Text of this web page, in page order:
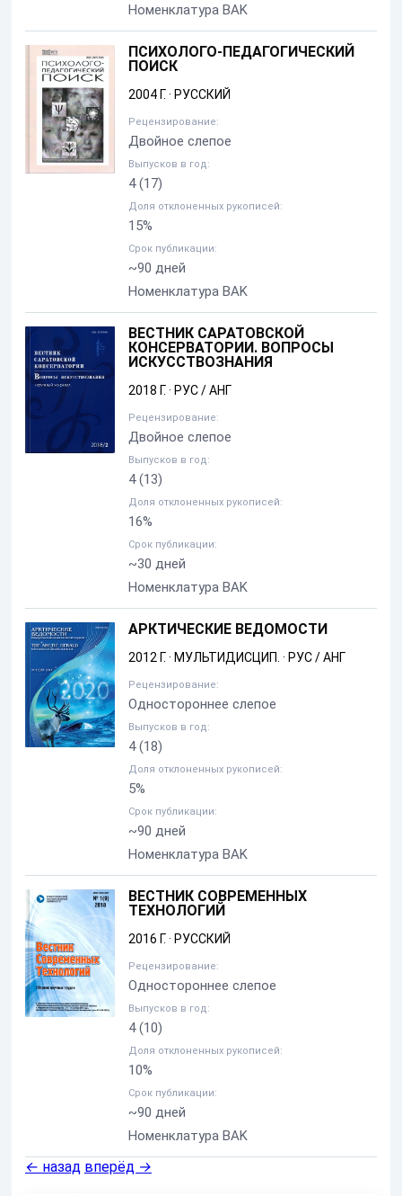
Номенклатура BAK
ПСИХОЛОГО-ПЕДАГОГИЧЕСКИЙ
ПОИСК
2004 Г.· РУССКИЙ
Рецензирование:
Двойное слепое
Выпусков в год:
4(17)
Доля отклоненных рукописей:
15%
Срок публикации:
~90 дней
Номенклатура BAK
ВЕСТНИК САРАТОВСКОЙ
КОНСЕРВАТОРИИ. ВОПРОСЫ
ИСКУССТВОЗНАНИЯ
2018 Г.· РУС / АНГ
Рецензирование:
Двойное слепое
Выпусков в год:
4(13)
Доля отклоненных рукописей:
16%
Срок публикации:
~30 дней
Номенклатура BAK
АРКТИЧЕСКИЕ ВЕДОМОСТИ
2012 Г.· МУЛЬТИДИСЦИП. · РУС / АНГ
Рецензирование:
Одностороннее слепое
Выпусков в год:
4(18)
Доля отклоненных рукописей:
5%
Срок публикации:
~90 дней
Номенклатура BAK
ВЕСТНИК СОВРЕМЕННЫХ
ТЕХНОЛОГИЙ
2016 Г.· РУССКИЙ
Рецензирование:
Одностороннее слепое
Выпусков в год:
4(10)
Доля отклоненных рукописей:
10%
Срок публикации:
~90 дней
Номенклатура BAK
← назад вперёд →